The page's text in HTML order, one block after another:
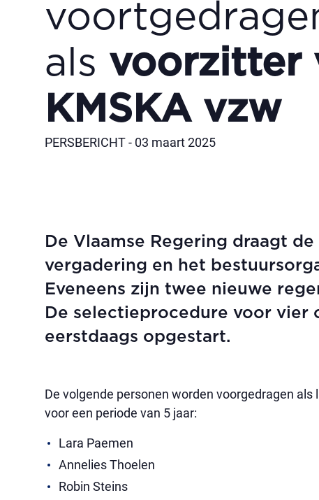
als voorzitter
KMSKA vzw
PERSBERICHT - 03 maart 2025
De Vlaamse Regering draagt
vergadering en het
Eveneens zijn twee nieuwe
De selectieprocedure voor vier
eerstdaags opgestart.
De volgende personen worden voorgedragen
voor een periode van 5 jaar:
Lara Paemen
Annelies Thoelen
Robin Steins